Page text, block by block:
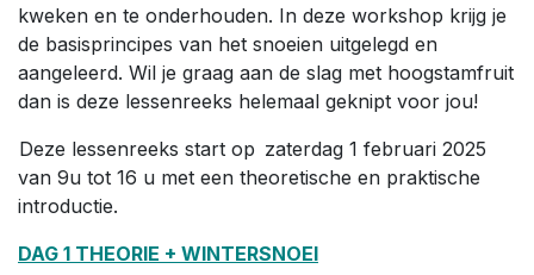
kweken en te onderhouden. In deze workshop krijg je
de basisprincipes van het snoeien uitgelegd en
aangeleerd. Wil je graag aan de slag met hoogstamfruit
dan is deze lessenreeks helemaal geknipt voor jou!
Deze lessenreeks start op zaterdag 1 februari 2025
van 9u tot 16 u met een theoretische en praktische
introductie.
DAG 1 THEORIE + WINTERSNOEI